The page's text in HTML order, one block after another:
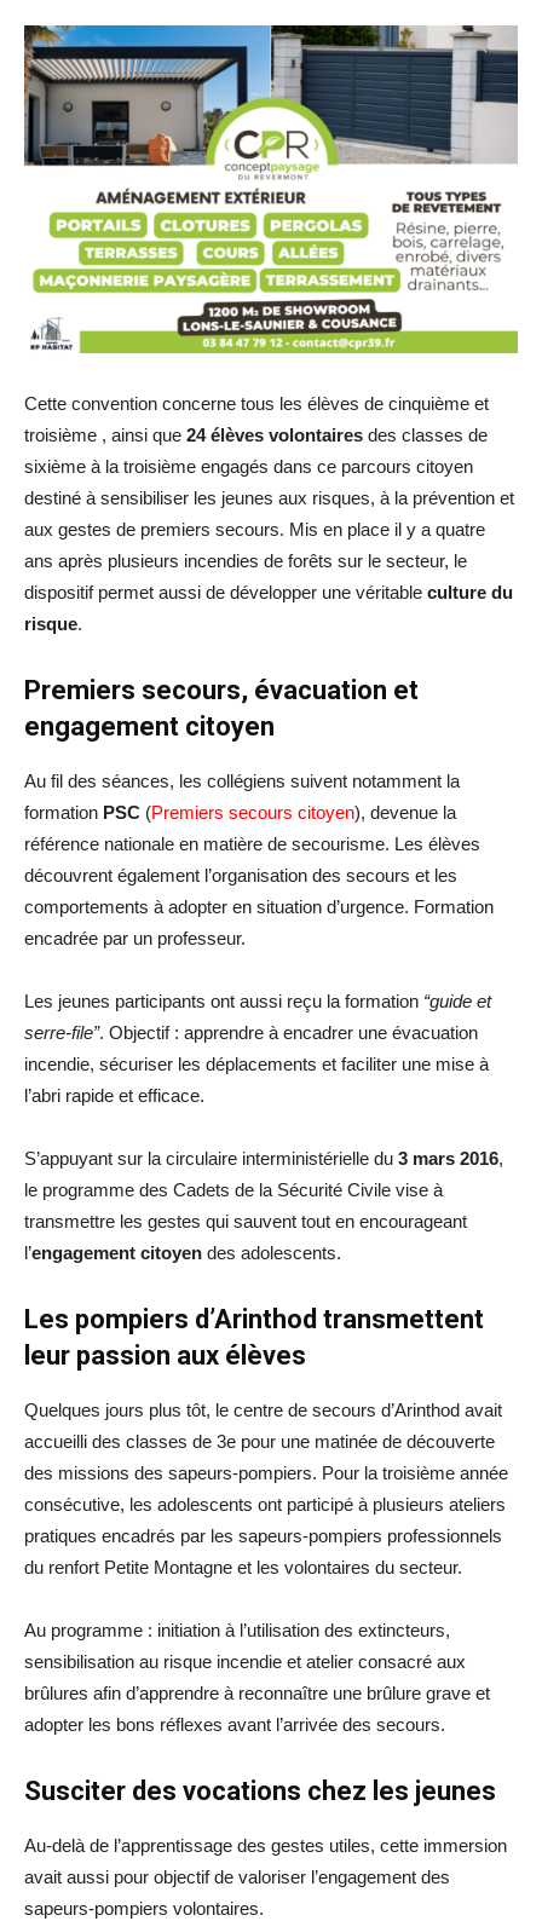
Cette convention concerne tous les élèves de cinquième et
troisième , ainsi que 24 élèves volontaires des classes de
sixième à la troisième engagés dans ce parcours citoyen
destiné à sensibiliser les jeunes aux risques, à la prévention et
aux gestes de premiers secours. Mis en place il y a quatre
ans après plusieurs incendies de forêts sur le secteur, le
dispositif permet aussi de développer une véritable culture du
risque.
Premiers secours, évacuation et
engagement citoyen
Au fil des séances, les collégiens suivent notamment la
formation PSC (Premiers secours citoyen), devenue la
référence nationale en matière de secourisme. Les élèves
découvrent également l’organisation des secours et les
comportements à adopter en situation d’urgence. Formation
encadrée par un professeur.
Les jeunes participants ont aussi reçu la formation “guide et
serre-file”. Objectif : apprendre à encadrer une évacuation
incendie, sécuriser les déplacements et faciliter une mise à
l’abri rapide et efficace.
S’appuyant sur la circulaire interministérielle du 3 mars 2016,
le programme des Cadets de la Sécurité Civile vise à
transmettre les gestes qui sauvent tout en encourageant
l’engagement citoyen des adolescents.
Les pompiers d’Arinthod transmettent
leur passion aux élèves
Quelques jours plus tôt, le centre de secours d’Arinthod avait
accueilli des classes de 3e pour une matinée de découverte
des missions des sapeurs-pompiers. Pour la troisième année
consécutive, les adolescents ont participé à plusieurs ateliers
pratiques encadrés par les sapeurs-pompiers professionnels
du renfort Petite Montagne et les volontaires du secteur.
Au programme : initiation à l’utilisation des extincteurs,
sensibilisation au risque incendie et atelier consacré aux
brûlures afin d’apprendre à reconnaître une brûlure grave et
adopter les bons réflexes avant l’arrivée des secours.
Susciter des vocations chez les jeunes
Au-delà de l’apprentissage des gestes utiles, cette immersion
avait aussi pour objectif de valoriser l’engagement des
sapeurs-pompiers volontaires.